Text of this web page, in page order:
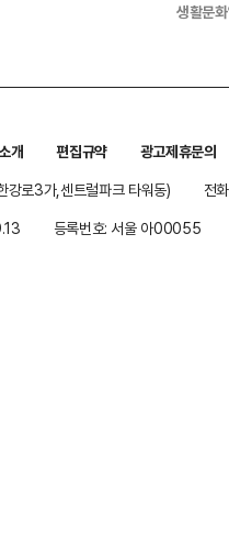
생활문
개 편집규약
광고제휴문의
강로3가,센트럴파크 타워동)
전
등록번호: 서울 아00055